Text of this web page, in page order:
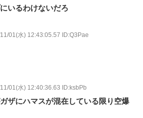
いるわけないだろ
01(水) 12:43:05.57 ID:Q3Pae
01(水) 12:40:36.63 ID:ksbPb
ザにハマスが混在している限り空爆